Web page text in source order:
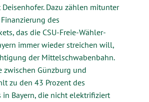
Deisenhofer. Dazu zählen mitunter
des
das die CSU-Freie-Wähler-
immer wieder streichen will,
der Mittelschwabenbahn.
zwischen Günzburg und
zu den 43 Prozent des
in Bayern, die nicht elektrifiziert